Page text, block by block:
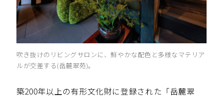
吹き抜けのリビングサロンに、鮮やかな配色と多様なマテリア
ルが交差する(岳麓翠苑)。
築200年以上の有形文化財に登録された「岳麓翠